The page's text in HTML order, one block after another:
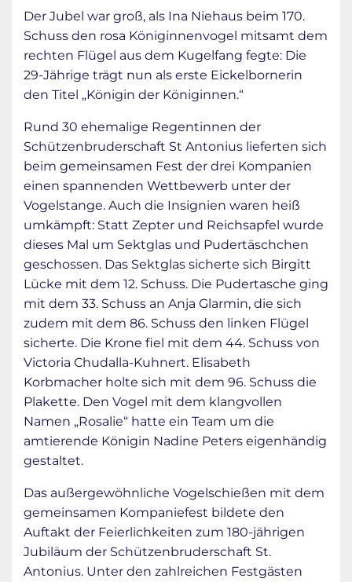
Der Jubel war groß, als Ina Niehaus beim 170.
Schuss den rosa Königinnenvogel mitsamt dem
rechten Flügel aus dem Kugelfang fegte: Die
29-Jährige trägt nun als erste Eickelbornerin
den Titel „Königin der Königinnen.“
Rund 30 ehemalige Regentinnen der
Schützenbruderschaft St Antonius lieferten sich
beim gemeinsamen Fest der drei Kompanien
einen spannenden Wettbewerb unter der
Vogelstange. Auch die Insignien waren heiß
umkämpft: Statt Zepter und Reichsapfel wurde
dieses Mal um Sektglas und Pudertäschchen
geschossen. Das Sektglas sicherte sich Birgitt
Lücke mit dem 12. Schuss. Die Pudertasche ging
mit dem 33. Schuss an Anja Glarmin, die sich
zudem mit dem 86. Schuss den linken Flügel
sicherte. Die Krone fiel mit dem 44. Schuss von
Victoria Chudalla-Kuhnert. Elisabeth
Korbmacher holte sich mit dem 96. Schuss die
Plakette. Den Vogel mit dem klangvollen
Namen „Rosalie“ hatte ein Team um die
amtierende Königin Nadine Peters eigenhändig
gestaltet.
Das außergewöhnliche Vogelschießen mit dem
gemeinsamen Kompaniefest bildete den
Auftakt der Feierlichkeiten zum 180-jährigen
Jubiläum der Schützenbruderschaft St.
Antonius. Unter den zahlreichen Festgästen